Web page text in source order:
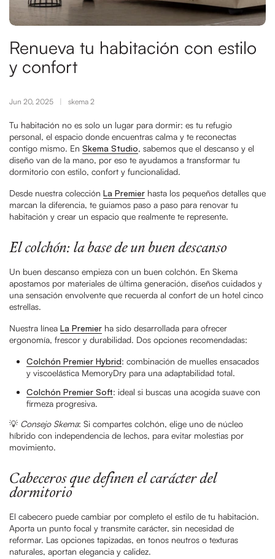
Renueva tu habitación con estilo
y confort
Jun 20, 2025 skema 2
Tu habitación no es solo un lugar para dormir: es tu refugio
personal, el espacio donde encuentras calma y te reconectas
contigo mismo. En Skema Studio, sabemos que el descanso y el
diseño van de la mano, por eso te ayudamos a transformar tu
dormitorio con estilo, confort y funcionalidad.
Desde nuestra colección La Premier hasta los pequeños detalles que
marcan la diferencia, te guiamos paso a paso para renovar tu
habitación y crear un espacio que realmente te represente.
El colchón: la base de un buen descanso
Un buen descanso empieza con un buen colchón. En Skema
apostamos por materiales de última generación, diseños cuidados y
una sensación envolvente que recuerda al confort de un hotel cinco
estrellas.
Nuestra línea La Premier ha sido desarrollada para ofrecer
ergonomía, frescor y durabilidad. Dos opciones recomendadas:
Colchón Premier Hybrid: combinación de muelles ensacados
y viscoelástica MemoryDry para una adaptabilidad total.
Colchón Premier Soft: ideal si buscas una acogida suave con
firmeza progresiva.
💡 Consejo Skema: Si compartes colchón, elige uno de núcleo
híbrido con independencia de lechos, para evitar molestias por
movimiento.
Cabeceros que definen el carácter del
dormitorio
El cabecero puede cambiar por completo el estilo de tu habitación.
Aporta un punto focal y transmite carácter, sin necesidad de
reformar. Las opciones tapizadas, en tonos neutros o texturas
naturales, aportan elegancia y calidez.